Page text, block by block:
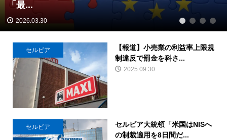
「最...
2026.03.30 1 2 3 4
セルビア
【報道】小売業の利益率上限規
制違反で罰金を科さ...
2025.09.30
セルビア
セルビア大統領「米国はNISへ
の制裁適用を8日間だ...